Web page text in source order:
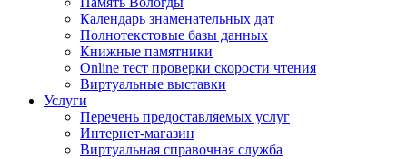
Календарь знаменательных дат
Полнотекстовые базы данных
Книжные памятники
Online тест проверки скорости чтения
Виртуальные выставки
Услуги
Перечень предоставляемых услуг
Интернет-магазин
Виртуальная справочная служба